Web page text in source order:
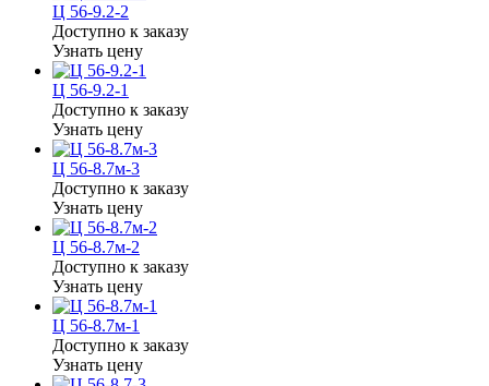
Ц 56-9.2-2
Доступно к заказу
Узнать цену
Ц 56-9.2-1
Доступно к заказу
Узнать цену
Ц 56-8.7м-3
Доступно к заказу
Узнать цену
Ц 56-8.7м-2
Доступно к заказу
Узнать цену
Ц 56-8.7м-1
Доступно к заказу
Узнать цену